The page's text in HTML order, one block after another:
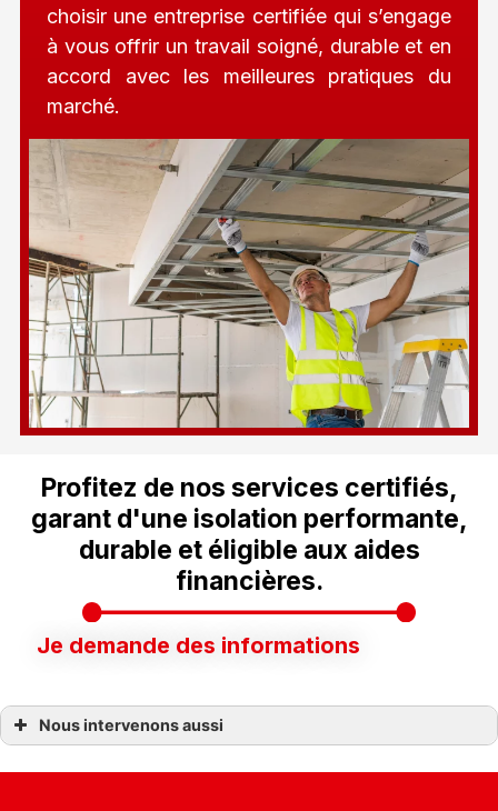
choisir une entreprise certifiée qui s’engage
à vous offrir un travail soigné, durable et en
accord avec les meilleures pratiques du
marché.
Profitez de nos services certifiés,
garant d'une isolation performante,
durable et éligible aux aides
financières.
Je demande des informations
Nous intervenons aussi